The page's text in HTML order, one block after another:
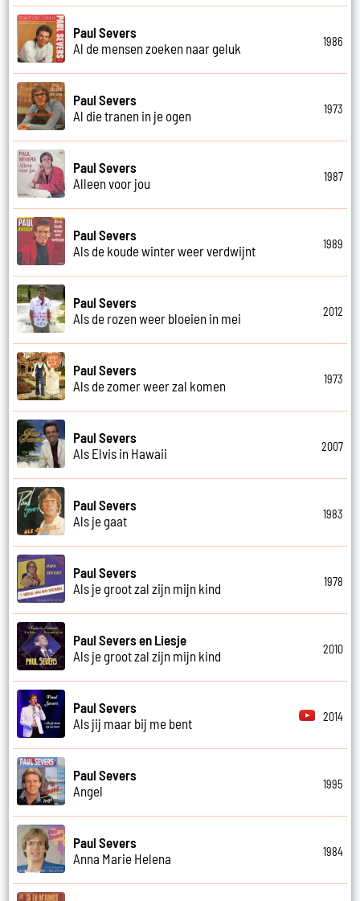
Paul Severs
Al de mensen zoeken naar geluk
1986
Paul Severs
Al die tranen in je ogen
1973
Paul Severs
Alleen voor jou
1987
Paul Severs
Als de koude winter weer verdwijnt
1989
Paul Severs
Als de rozen weer bloeien in mei
2012
Paul Severs
Als de zomer weer zal komen
1973
Paul Severs
Als Elvis in Hawaii
2007
Paul Severs
Als je gaat
1983
Paul Severs
Als je groot zal zijn mijn kind
1978
Paul Severs en Liesje
Als je groot zal zijn mijn kind
2010
Paul Severs
Als jij maar bij me bent
2014
Paul Severs
Angel
1995
Paul Severs
Anna Marie Helena
1984